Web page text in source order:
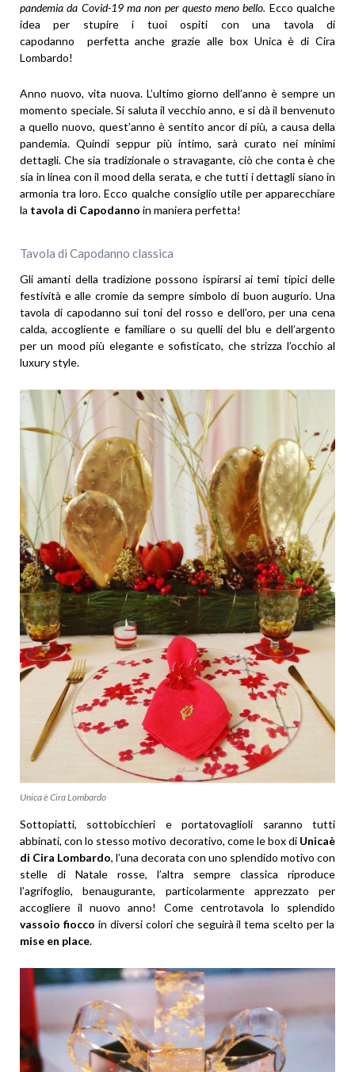
pandemia da Covid-19 ma non per questo meno bello. Ecco qualche
idea per stupire i tuoi ospiti con una tavola di
capodanno perfetta anche grazie alle box Unica è di Cira
Lombardo!
Anno nuovo, vita nuova. L’ultimo giorno dell’anno è sempre un
momento speciale. Si saluta il vecchio anno, e si dà il benvenuto
a quello nuovo, quest’anno è sentito ancor di più, a causa della
pandemia. Quindi seppur più intimo, sarà curato nei minimi
dettagli. Che sia tradizionale o stravagante, ciò che conta è che
sia in linea con il mood della serata, e che tutti i dettagli siano in
armonia tra loro. Ecco qualche consiglio utile per apparecchiare
la tavola di Capodanno in maniera perfetta!
Tavola di Capodanno classica
Gli amanti della tradizione possono ispirarsi ai temi tipici delle
festività e alle cromie da sempre simbolo di buon augurio. Una
tavola di capodanno sui toni del rosso e dell’oro, per una cena
calda, accogliente e familiare o su quelli del blu e dell’argento
per un mood più elegante e sofisticato, che strizza l’occhio al
luxury style.
Unica è Cira Lombardo
Sottopiatti, sottobicchieri e portatovaglioli saranno tutti
abbinati, con lo stesso motivo decorativo, come le box di Unicaè
di Cira Lombardo, l’una decorata con uno splendido motivo con
stelle di Natale rosse, l’altra sempre classica riproduce
l’agrifoglio, benaugurante, particolarmente apprezzato per
accogliere il nuovo anno! Come centrotavola lo splendido
vassoio fiocco in diversi colori che seguirà il tema scelto per la
mise en place.